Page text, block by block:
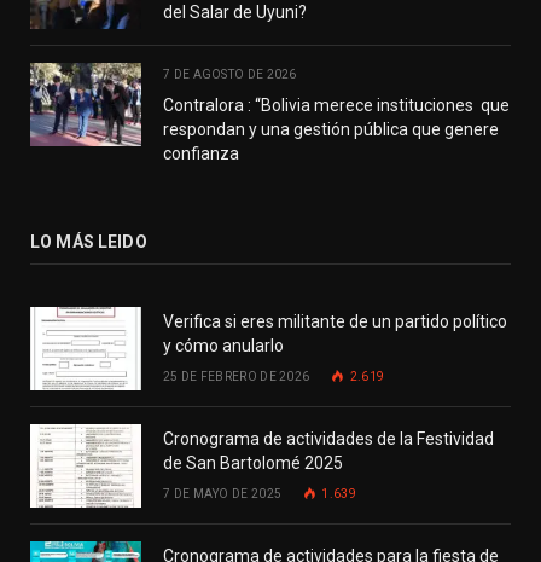
del Salar de Uyuni?
7 DE AGOSTO DE 2026
Contralora : “Bolivia merece instituciones que
respondan y una gestión pública que genere
confianza
LO MÁS LEIDO
Verifica si eres militante de un partido político
y cómo anularlo
25 DE FEBRERO DE 2026 2.619
Cronograma de actividades de la Festividad
de San Bartolomé 2025
7 DE MAYO DE 2025 1.639
Cronograma de actividades para la fiesta de